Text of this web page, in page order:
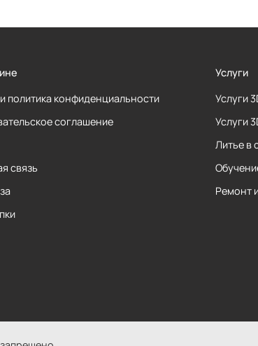
политика конфиденциальности
соглашение
связь
Услуги
Услуги
Услуги
Литье в
Ремонт